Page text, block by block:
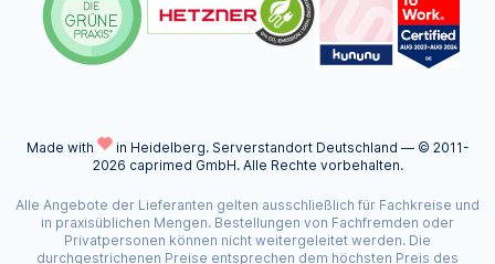
Made with in Heidelberg. Serverstandort Deutschland — © 2011-
2026 caprimed GmbH. Alle Rechte vorbehalten.
Alle Angebote der Lieferanten gelten ausschließlich für Fachkreise und
in praxisüblichen Mengen. Bestellungen von Fachfremden oder
Privatpersonen können nicht weitergeleitet werden. Die
durchgestrichenen Preise entsprechen dem höchsten Preis des